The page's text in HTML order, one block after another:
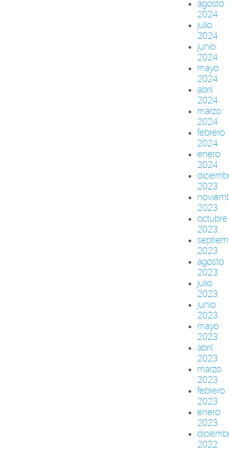
agosto
2024
julio
2024
junio
2024
mayo
2024
abril
2024
marzo
2024
febrero
2024
enero
2024
2023
2023
octubre
2023
2023
agosto
2023
julio
2023
junio
2023
mayo
2023
abril
2023
marzo
2023
febrero
2023
enero
2023
2022